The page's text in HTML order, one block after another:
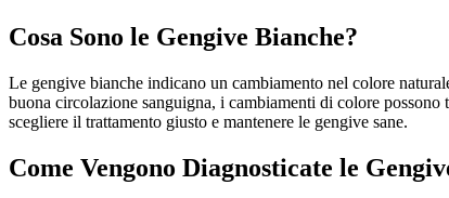
Cosa Sono le Gengive Bianche?
Le gengive bianche indicano un cambiamento nel colore
buona circolazione sanguigna, i cambiamenti di colore
scegliere il trattamento giusto e mantenere le gengive sane.
Come Vengono Diagnosticate le